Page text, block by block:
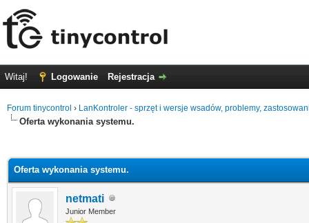
Witaj! Logowanie Rejestracja
Forum tinycontrol › LanKontroler - sprzęt i wersje wsadów, problemy,
Oferta wykonania systemu.
Oferta wykonania systemu.
netmati
Junior Member